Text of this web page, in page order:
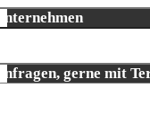
gerne mit